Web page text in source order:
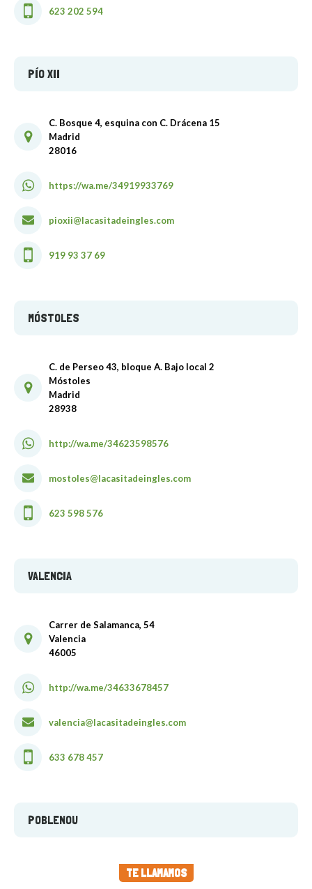
TE LLAMAMOS
623 202 594
PÍO XII
C. Bosque 4, esquina con C. Drácena 15
Madrid
28016
https://wa.me/34919933769
pioxii@lacasitadeingles.com
919 93 37 69
MÓSTOLES
C. de Perseo 43, bloque A. Bajo local 2
Móstoles
Madrid
28938
http://wa.me/34623598576
mostoles@lacasitadeingles.com
623 598 576
VALENCIA
Carrer de Salamanca, 54
Valencia
46005
http://wa.me/34633678457
valencia@lacasitadeingles.com
633 678 457
POBLENOU
Carrer de Llull, 256